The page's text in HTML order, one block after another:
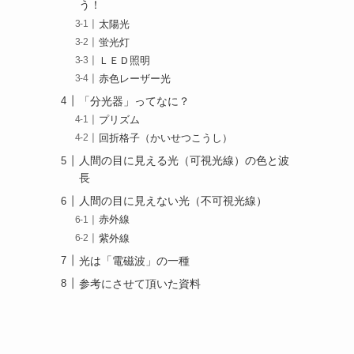
う！
太陽光
蛍光灯
ＬＥＤ照明
赤色レーザー光
「分光器」ってなに？
プリズム
回折格子（かいせつこうし）
人間の目に見える光（可視光線）の色と波
長
人間の目に見えない光（不可視光線）
赤外線
紫外線
光は「電磁波」の一種
参考にさせて頂いた資料